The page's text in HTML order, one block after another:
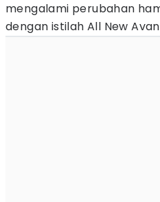
mengalami perubahan
dengan istilah All New